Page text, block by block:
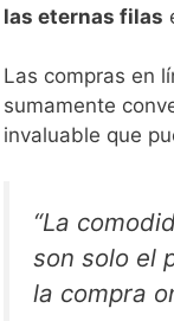
las eternas filas
Las compras en
sumamente
invaluable que
“La
son solo el
la compra